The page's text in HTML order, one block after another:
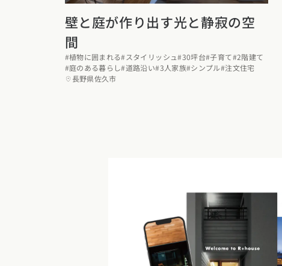
壁と庭が作り出す光と静寂の空
間
#植物に囲まれる#スタイリッシュ#30坪台#子育て#2階建て
#庭のある暮らし#道路沿い#3人家族#シンプル#注文住宅
長野県佐久市